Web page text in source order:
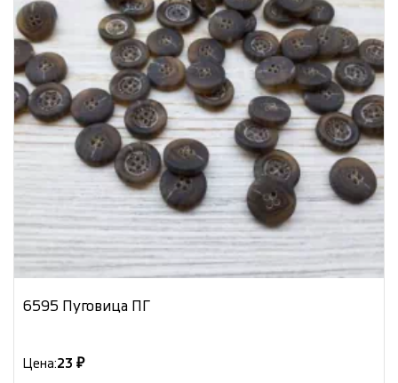
6595 Пуговица ПГ
Цена:23 ₽